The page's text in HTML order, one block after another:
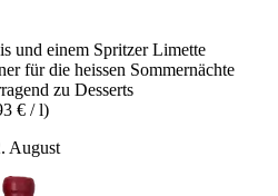
und einem Spritzer Limette
für die heissen Sommernächte
zu Desserts
€ / l)
August